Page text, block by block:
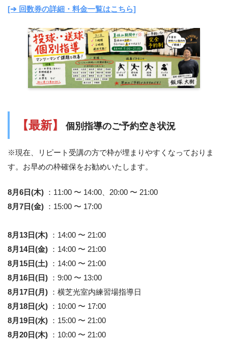
[➔ 回数券の詳細・料金一覧はこちら]
【最新】 個別指導のご予約空き状況
※現在、リピート受講の方で枠が埋まりやすくなっておりま
す。お早めの枠確保をお勧めいたします。
8月6日(木)
：11:00 〜 14:00、20:00 〜 21:00
8月7日(金)
：15:00 〜 17:00
8月13日(木)
：14:00 〜 21:00
8月14日(金)
：14:00 〜 21:00
8月15日(土)
：14:00 〜 21:00
8月16日(日)
：9:00 〜 13:00
8月17日(月)
：横芝光室内練習場指導日
8月18日(火)
：10:00 〜 17:00
8月19日(水)
：15:00 〜 21:00
8月20日(木)
：10:00 〜 21:00